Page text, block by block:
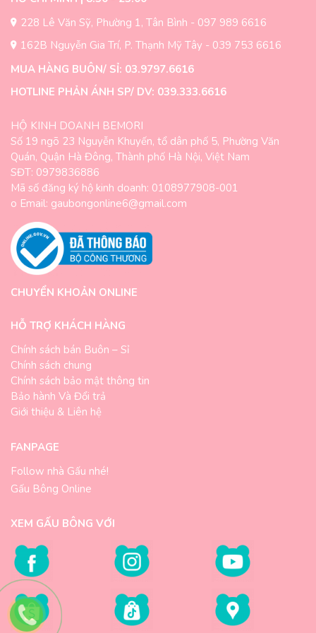
228 Lê Văn Sỹ, Phường 1, Tân Bình - 097 989 6616
162B Nguyễn Gia Trí, P. Thạnh Mỹ Tây - 039 753 6616
MUA HÀNG BUÔN/ SỈ: 03.9797.6616
HOTLINE PHẢN ÁNH SP/ DV: 039.333.6616
HỘ KINH DOANH BEMORI
Số 19 ngõ 23 Nguyễn Khuyến, tổ dân phố 5, Phường Văn
Quán, Quận Hà Đông, Thành phố Hà Nội, Việt Nam
SĐT: 0979836886
Mã số đăng ký hộ kinh doanh: 0108977908-001
o Email: gaubongonline6@gmail.com
CHUYỂN KHOẢN ONLINE
HỖ TRỢ KHÁCH HÀNG
Chính sách bán Buôn – Sỉ
Chính sách chung
Chính sách bảo mật thông tin
Bảo hành Và Đổi trả
Giới thiệu & Liên hệ
FANPAGE
Follow nhà Gấu nhé!
Gấu Bông Online
XEM GẤU BÔNG VỚI